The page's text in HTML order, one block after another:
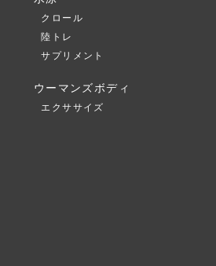
クロール
陸トレ
サプリメント
ウーマンズボディ
エクササイズ